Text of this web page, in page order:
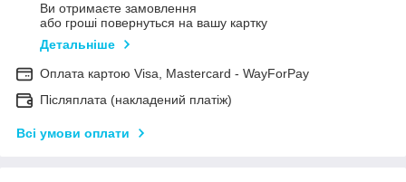
Ви отримаєте замовлення
або гроші повернуться на вашу картку
Детальніше
Оплата картою Visa, Mastercard - WayForPay
Післяплата (накладений платіж)
Всі умови оплати